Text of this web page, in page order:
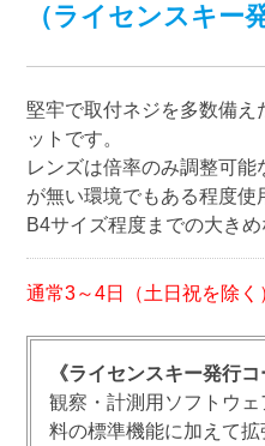
（ライセンスキー
堅牢で取付ネジを多数備
ットです。
レンズは倍率のみ調整可
が無い環境でもある程度使
B4サイズ程度までの大き
通常3～4日（土日祝を除く
《ライセンスキー発行コ
観察・計測用ソフトウ
料の標準機能に加えて